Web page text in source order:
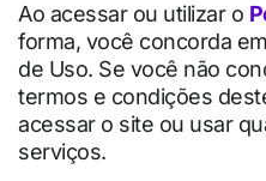
Ao acessar ou utilizar o
forma, você concorda
de Uso. Se você não
termos e condições
acessar o site ou usar
serviços.